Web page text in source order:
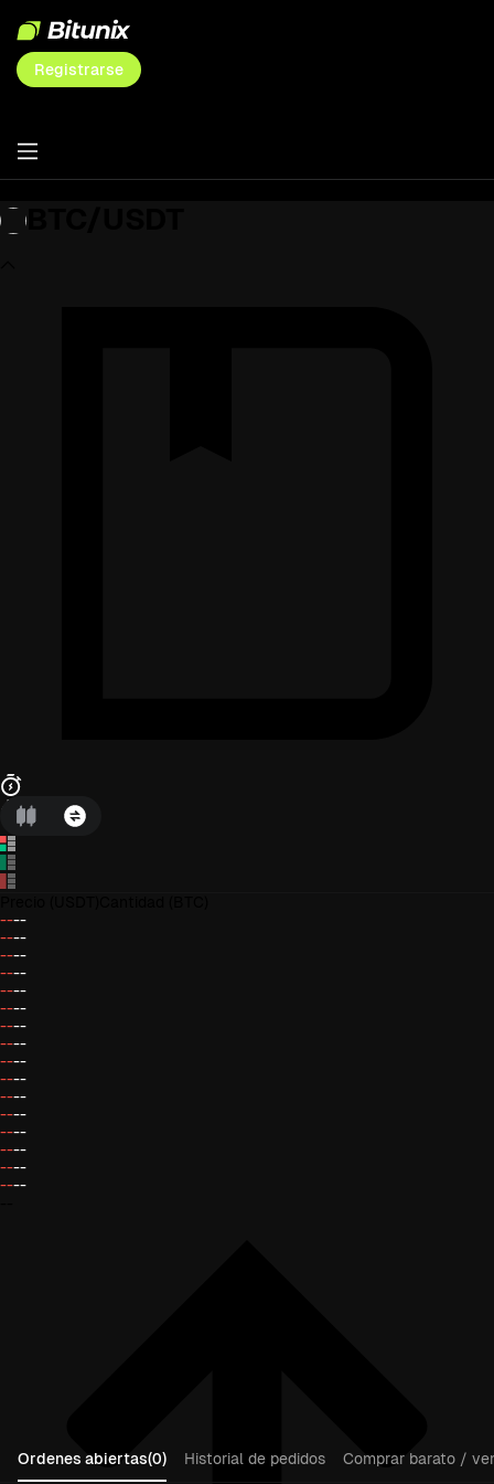
Registrarse
----
----
----
----
----
----
----
----
----
----
----
----
----
----
----
----
Ordenes abiertas(0) Historial de pedidos
Comprar barato /